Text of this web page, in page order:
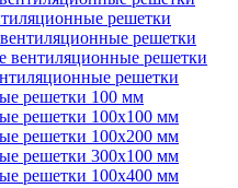
решетки
решетки
вентиляционные решетки
решетки
решетки 100 мм
решетки 100х100 мм
решетки 100х200 мм
решетки 300х100 мм
решетки 100х400 мм